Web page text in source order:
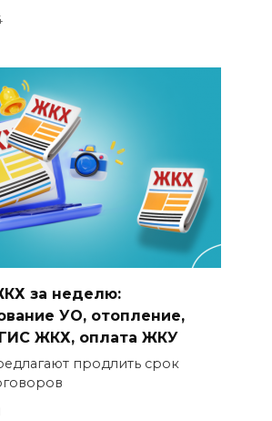
за неделю:
УО, отопление,
ЖКХ, оплата ЖКУ
продлить срок